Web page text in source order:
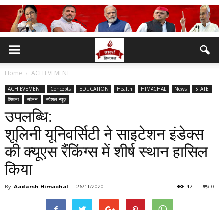
Home ACHIEVEMENT
ACHIEVEMENT Concepts EDUCATION Health HIMACHAL News
STATE
शिमला
सोलन स्पेशल न्यूज़
उपलब्धि:
शूलिनी यूनिवर्सिटी ने साइटेशन इंडेक्स
की क्यूएस रैंकिंग्स में शीर्ष स्थान हासिल
किया
By Aadarsh Himachal - 26/11/2020 0
47